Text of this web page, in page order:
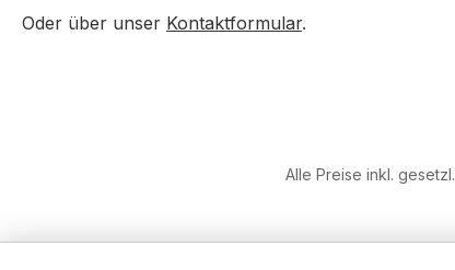
Oder über unser Kontaktformular.
Alle Preise inkl.